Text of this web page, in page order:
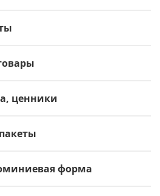
ценники
форма